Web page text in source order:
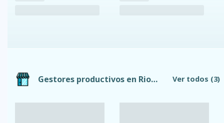
Gestores productivos en Riobamba Ver todos (3)